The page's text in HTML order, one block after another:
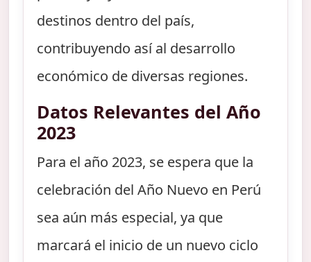
destinos dentro del país,
contribuyendo así al desarrollo
económico de diversas regiones.
Datos Relevantes del Año
2023
Para el año 2023, se espera que la
celebración del Año Nuevo en Perú
sea aún más especial, ya que
marcará el inicio de un nuevo ciclo